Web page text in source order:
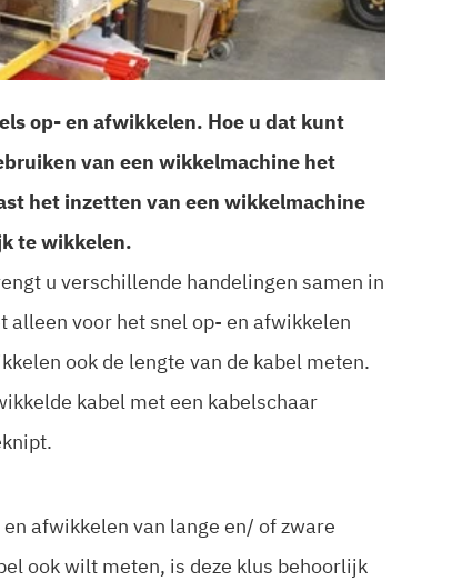
op- en afwikkelen. Hoe u dat kunt
van een wikkelmachine het
het inzetten van een wikkelmachine
te wikkelen.
u verschillende handelingen samen in
alleen voor het snel op- en afwikkelen
ook de lengte van de kabel meten.
kabel met een kabelschaar
afwikkelen van lange en/ of zware
ook wilt meten, is deze klus behoorlijk